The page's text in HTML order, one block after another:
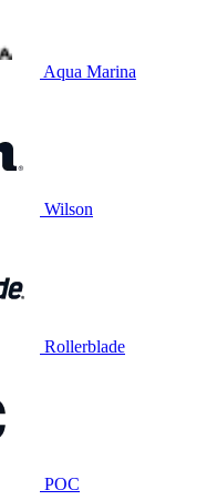
Aqua Marina
Wilson
Rollerblade
POC